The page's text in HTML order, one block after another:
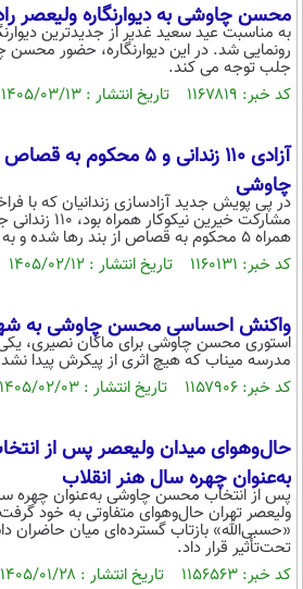
اقتصادی
جامعه
سلامت
یک برش دانایی
محیط زیست
سفر و تفریح
سیاست خارجی
فرهنگ و هنر
فناوری و It
علمی
قرآن
گوناگون
باشگاه مغز
مجله تصویری سلاح
اقتصاد
ورزش
سرگرمی
فناوری
گوناگون
حوادث
عصر ایران 2
خواندنی ها و دیدنی ها
پیامک
روانشناسی
آشپزی
دانلود
آموزش زبان
محسن چاوشی به دیوارنگاره ولیعصر
به مناسبت عید سعید غدیر از جدیدترین
رونمایی شد. در این دیوارنگاره، حضور
جلب توجه می کند.
کد خبر: ۱۱۶۷۸۱۹ تاریخ انتشار : ۱۴۰۵/۰۳/۱۳
آزادی ۱۱۰ زندانی و ۵
چاوشی
در پی پویش جدید آزادسازی زندانیان که با
مشارکت خیرین
همراه ۵ محکوم به قصاص از بند رها شده و به کانون خانواده بازگشتند.
کد خبر: ۱۱۶۰۱۳۱ تاریخ انتشار : ۱۴۰۵/۰۲/۱۲
واکنش احساسی محسن چاوشی به
استوری محسن چاوشی برای ماکان نصیری،
مدرسه میناب که هیچ اثری از پیکرش پیدا
کد خبر: ۱۱۵۷۹۰۶ تاریخ انتشار : ۱۴۰۵/۰۲/۰۳
حال‌وهوای میدان ولیعصر پس از
به‌عنوان چهره سال هنر انقلاب
پس از انتخاب محسن چاوشی به‌عنوان چهره
ولیعصر تهران حال‌وهوای متفاوتی به خود
«حسبی‌الله» بازتاب گسترده‌ای میان حاضران
تحت‌تأثیر قرار داد.
کد خبر: ۱۱۵۶۵۶۳ تاریخ انتشار : ۱۴۰۵/۰۱/۲۸